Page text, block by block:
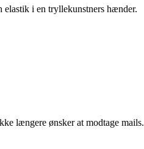
elastik i en tryllekunstners hænder.
længere ønsker at modtage mails.